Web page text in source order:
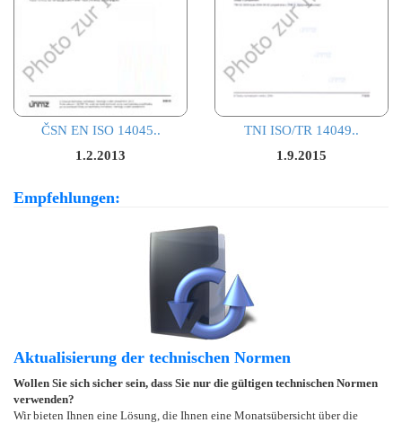
ČSN EN ISO 14045..
1.2.2013
TNI ISO/TR 14049..
1.9.2015
Empfehlungen:
Aktualisierung der technischen Normen
Wollen Sie sich sicher sein, dass Sie nur die gültigen technischen Normen
verwenden?
Wir bieten Ihnen eine Lösung, die Ihnen eine Monatsübersicht über die